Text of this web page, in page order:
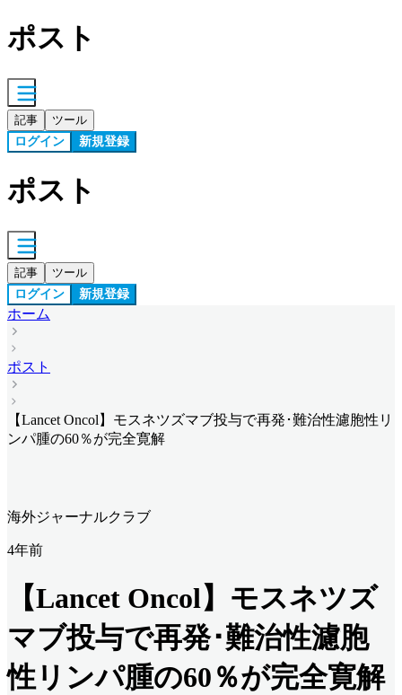
ポスト
記事 ツール
ログイン 新規登録
ポスト
記事 ツール
ログイン 新規登録
ホーム
ポスト
【Lancet Oncol】モスネツズマブ投与で再発･難治性濾胞性リ
ンパ腫の60％が完全寛解
海外ジャーナルクラブ
4年前
【Lancet Oncol】モスネツズ
マブ投与で再発･難治性濾胞
性リンパ腫の60％が完全寛解